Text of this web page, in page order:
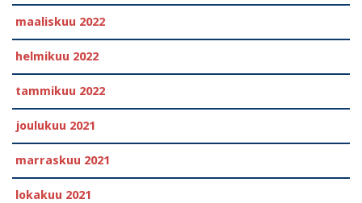
maaliskuu 2022
helmikuu 2022
tammikuu 2022
joulukuu 2021
marraskuu 2021
lokakuu 2021